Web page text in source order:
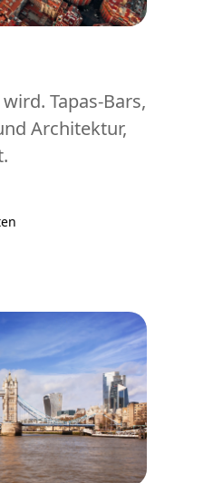
Tapas-Bars,
Architektur,